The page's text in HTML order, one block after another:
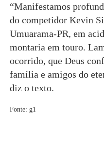
“Manifestamos
do competidor Kevin
Umuarama-PR, em
montaria em touro.
ocorrido, que Deus
família e amigos do
diz o texto.
Fonte: g1